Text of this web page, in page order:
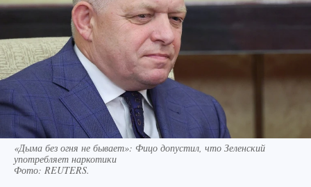
«Дыма без огня не бывает»: Фицо допустил, что Зеленский
употребляет наркотики
Фото: REUTERS.